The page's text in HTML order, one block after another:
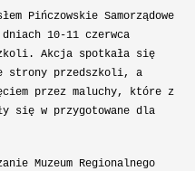
Pińczowskie Samorządowe
10-11 czerwca
Akcja spotkała się
strony przedszkoli, a
przez maluchy, które z
się w przygotowane dla
Muzeum Regionalnego